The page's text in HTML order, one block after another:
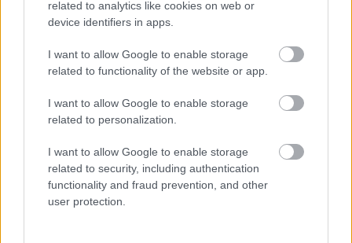
related to analytics like cookies on web or
device identifiers in apps.
I want to allow Google to enable storage
related to functionality of the website or app.
I want to allow Google to enable storage
related to personalization.
I want to allow Google to enable storage
related to security, including authentication
functionality and fraud prevention, and other
user protection.
ΠΙΣΩ ΣΕ Προσκοπικά παιχνίδια
Σχετικά προϊόντα